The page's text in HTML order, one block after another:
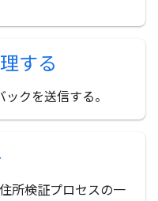
する
クを送信する。
所検証プロセスの一